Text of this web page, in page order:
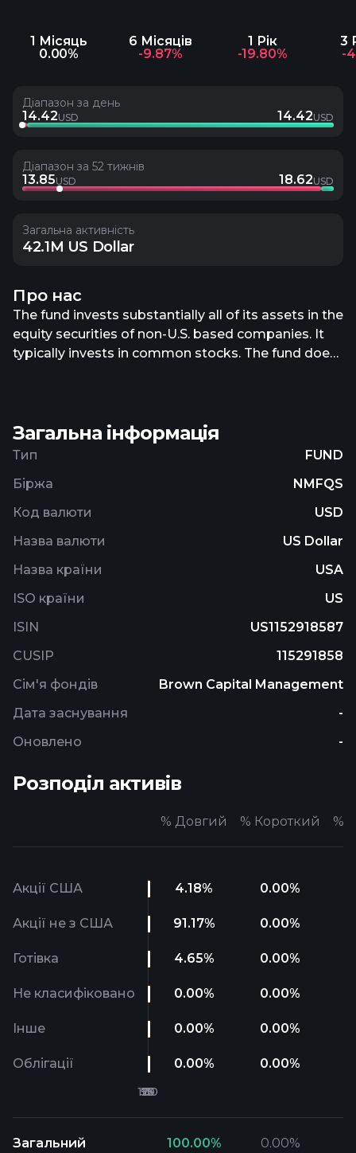
1 Місяць
0.00%
6 Місяців
-9.87%
1 Рік
-19.80%
3
-
Діапазон за день
14.42USD 14.42USD
Діапазон за 52 тижнів
13.85USD 18.62USD
Загальна активність
42.1M US Dollar
Про нас
The fund invests substantially all of its assets in the
equity securities of non-U.S. based companies. It
typically invests in common stocks. The fund does
issuer of the securities. The fund typically holds a
portfolio of between 40 to 70 securities which the
Загальна інформація
Тип
FUND
Біржа
NMFQS
Код валюти
USD
Назва валюти
US Dollar
Назва країни
USA
ISO країни
US
ISIN
US1152918587
CUSIP
115291858
Сім'я фондів
Brown Capital Management
Дата заснування
-
Оновлено
-
Розподіл активів
% Довгий % Короткий %
Акції США 4.18% 0.00%
Акції не з США 91.17% 0.00%
Готівка 4.65% 0.00%
Не класифіковано 0.00% 0.00%
Інше 0.00% 0.00%
Облігації 0.00% 0.00%
Загальний 100.00% 0.00%